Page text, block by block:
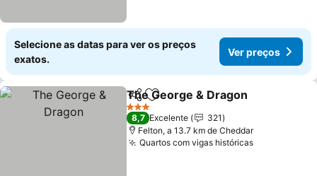
Selecione as datas para ver os preços
exatos.
Ver preços
PartilharAdicionar aos favoritos
The George & Dragon
3 Estrelas
8,7 Excelente
321
Felton, a 13.7 km de Cheddar
Quartos com vigas históricas